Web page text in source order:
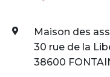
Maison des
30 rue de la
38600